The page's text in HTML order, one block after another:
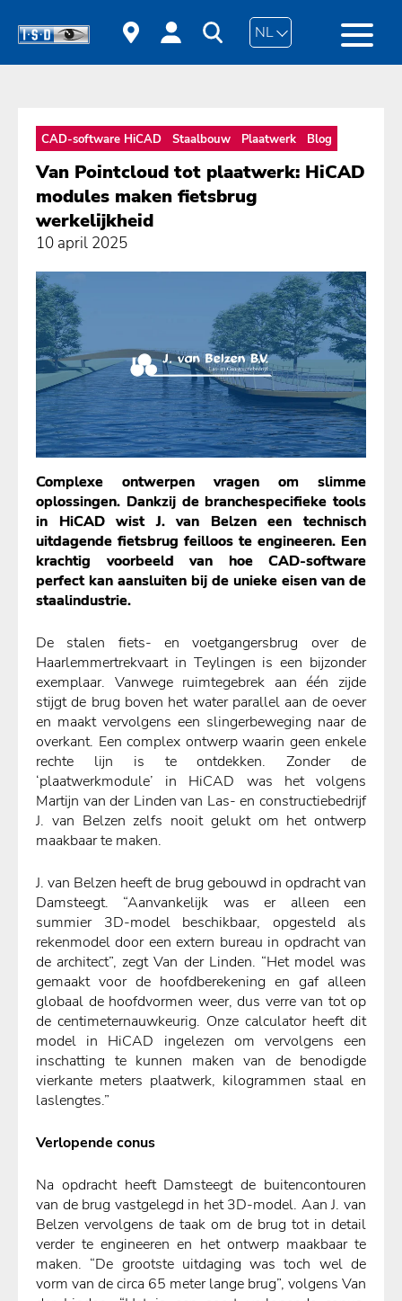
NL
CAD-software HiCAD Staalbouw Plaatwerk Blog
Van Pointcloud tot plaatwerk: HiCAD
modules maken fietsbrug
werkelijkheid
10 april 2025
Complexe ontwerpen vragen om slimme
oplossingen. Dankzij debranchespecifieke tools
in HiCAD wist J. van Belzen een technisch
uitdagende fietsbrug feilloos te engineeren. Een
krachtig voorbeeld van hoe CAD-software
perfect kan aansluiten bij de unieke eisen van de
staalindustrie.
De stalen fiets- en voetgangersbrug over de
Haarlemmertrekvaart in Teylingen is een bijzonder
exemplaar. Vanwege ruimtegebrek aan één zijde
stijgt de brug boven het water parallel aan de oever
en maakt vervolgens een slingerbeweging naar de
overkant. Een complex ontwerp waarin geen enkele
rechte lijn is te ontdekken. Zonder de
‘plaatwerkmodule’ in HiCAD was het volgens
Martijn van der Linden van Las- en constructiebedrijf
J. van Belzen zelfs nooit gelukt om het ontwerp
maakbaar te maken.
J. van Belzen heeft de brug gebouwd in opdracht van
Damsteegt. “Aanvankelijk was er alleen een
summier 3D-model beschikbaar, opgesteld als
rekenmodel door een extern bureau in opdracht van
de architect”, zegt Van der Linden. “Het model was
gemaakt voor de hoofdberekening en gaf alleen
globaal de hoofdvormen weer, dus verre van tot op
de centimeternauwkeurig. Onze calculator heeft dit
model in HiCAD ingelezen om vervolgens een
inschatting te kunnen maken van de benodigde
vierkante meters plaatwerk, kilogrammen staal en
laslengtes.”
Verlopende conus
Na opdracht heeft Damsteegt de buitencontouren
van de brug vastgelegd in het 3D-model. Aan J. van
Belzen vervolgens de taak om de brug tot in detail
verder te engineeren en het ontwerp maakbaar te
maken. “De grootste uitdaging was toch wel de
vorm van de circa 65 meter lange brug”, volgens Van